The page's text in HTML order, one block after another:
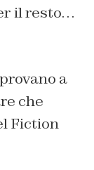
il resto…
a
che
Fiction